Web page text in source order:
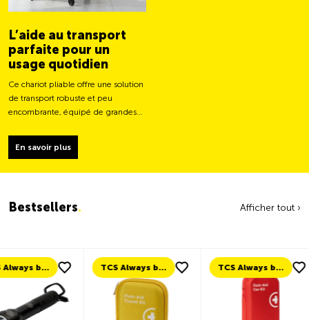
L’aide au transport
parfaite pour un
usage quotidien
Ce chariot pliable offre une solution
de transport robuste et peu
encombrante, équipé de grandes
En savoir plus
Bestsellers. Afficher tout ›